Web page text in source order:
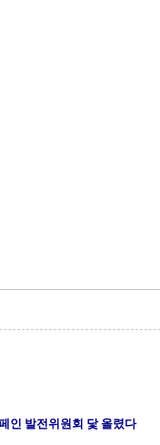
인 발전위원회 닻 올렸다